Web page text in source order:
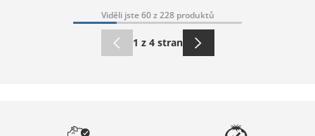
Viděli jste 60 z 228 produktů
1 z 4 stran